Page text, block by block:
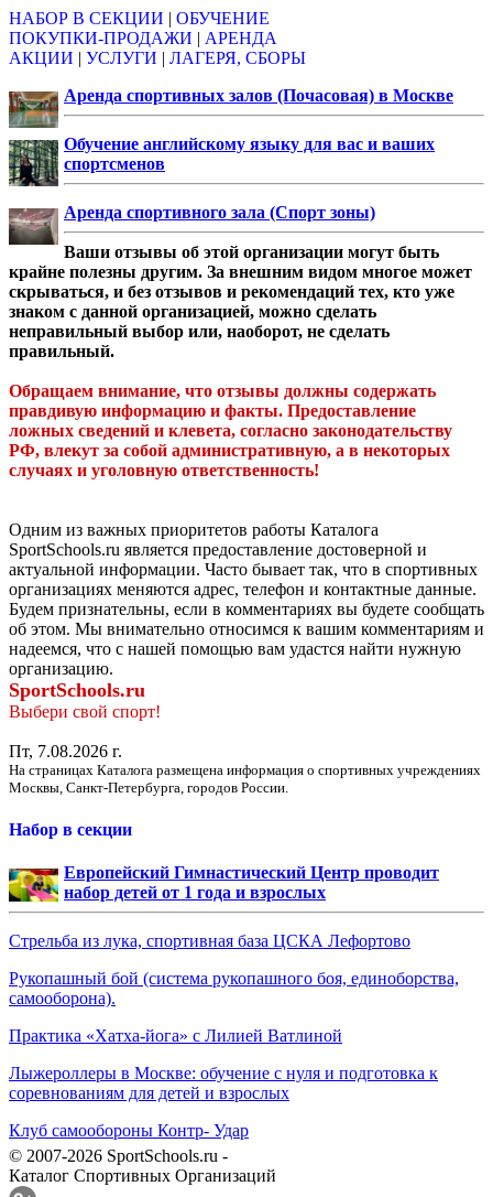
НАБОР В СЕКЦИИ | ОБУЧЕНИЕ
ПОКУПКИ-ПРОДАЖИ | АРЕНДА
АКЦИИ | УСЛУГИ | ЛАГЕРЯ, СБОРЫ
Аренда спортивных залов (Почасовая) в Москве
Обучение английскому языку для вас и ваших
спортсменов
Аренда спортивного зала (Спорт зоны)
Ваши отзывы об этой организации могут быть
крайне полезны другим. За внешним видом многое может
скрываться, и без отзывов и рекомендаций тех, кто уже
знаком с данной организацией, можно сделать
неправильный выбор или, наоборот, не сделать
правильный.
Обращаем внимание, что отзывы должны содержать
правдивую информацию и факты. Предоставление
ложных сведений и клевета, согласно законодательству
РФ, влекут за собой административную, а в некоторых
случаях и уголовную ответственность!
Одним из важных приоритетов работы Каталога
SportSchools.ru является предоставление достоверной и
актуальной информации. Часто бывает так, что в спортивных
организациях меняются адрес, телефон и контактные данные.
Будем признательны, если в комментариях вы будете сообщать
об этом. Мы внимательно относимся к вашим комментариям и
надеемся, что с нашей помощью вам удастся найти нужную
организацию.
SportSchools.ru
Выбери свой спорт!
Пт, 7.08.2026 г.
На страницах Каталога размещена информация о спортивных учреждениях
Москвы, Санкт-Петербурга, городов России.
Набор в секции
Европейский Гимнастический Центр проводит
набор детей от 1 года и взрослых
Стрельба из лука, спортивная база ЦСКА Лефортово
Рукопашный бой (система рукопашного боя, единоборства,
самооборона).
Практика «Хатха-йога» с Лилией Ватлиной
Лыжероллеры в Москве: обучение с нуля и подготовка к
соревнованиям для детей и взрослых
Клуб самообороны Контр- Удар
© 2007-2026 SportSchools.ru -
Каталог Спортивных Организаций